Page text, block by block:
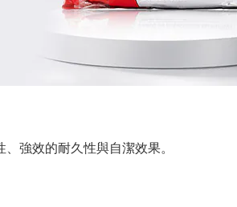
強效的耐久性與自潔效果。